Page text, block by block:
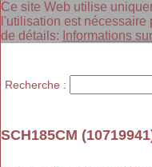
Ce site Web utilise
l'utilisation est
de détails: Informations
SCH185CM
Recherche :